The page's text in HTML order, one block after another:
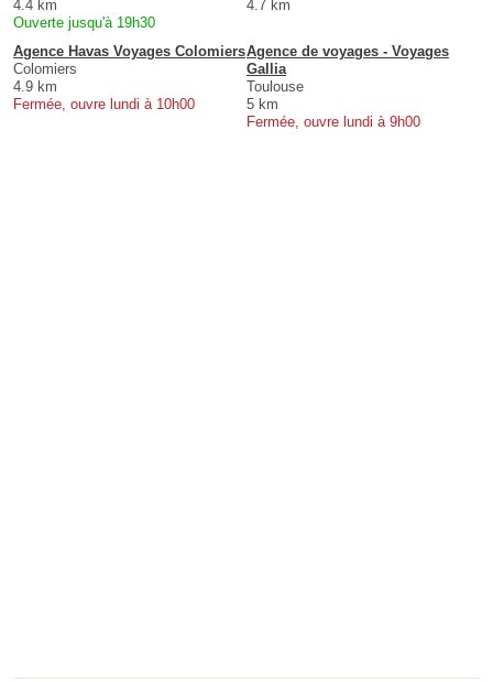
4.4 km
Ouverte jusqu'à 19h30
4.7 km
Agence Havas Voyages Colomiers
Colomiers
4.9 km
Fermée, ouvre lundi à 10h00
Agence de voyages - Voyages
Gallia
Toulouse
5 km
Fermée, ouvre lundi à 9h00